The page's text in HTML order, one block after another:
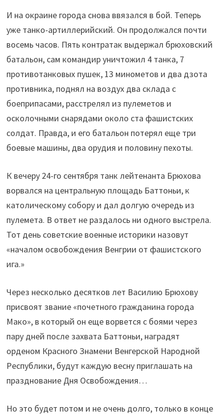
И на окраине города снова ввязался в бой. Теперь
уже танко-артиллерийский. Он продолжался почти
восемь часов. Пять контратак выдержал брюховский
батальон, сам командир уничтожил 4 танка, 7
противотанковых пушек, 13 минометов и два дзота
противника, поднял на воздух два склада с
боеприпасами, расстрелял из пулеметов и
осколочными снарядами около ста фашистских
солдат. Правда, и его батальон потерял еще три
боевые машины, два орудия и половину пехоты.
К вечеру 24-го сентября танк лейтенанта Брюхова
ворвался на центральную площадь Баттоньи, к
католическому собору и дал долгую очередь из
пулемета. В ответ не раздалось ни одного выстрела.
Тот день советские военные историки назовут
«началом освобождения Венгрии от фашистского
ига.»
Через несколько десятков лет Василию Брюхову
присвоят звание «почетного гражданина города
Мако», в который он еще ворвется с боями через
пару дней после захвата Баттоньи, наградят
орденом Красного Знамени Венгерской Народной
Республики, будут каждую весну приглашать на
празднование Дня Освобождения…
Но это будет потом и не очень долго, только в конце